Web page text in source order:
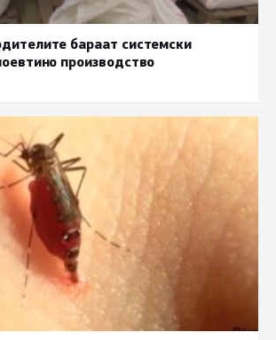
бараат системски
производство